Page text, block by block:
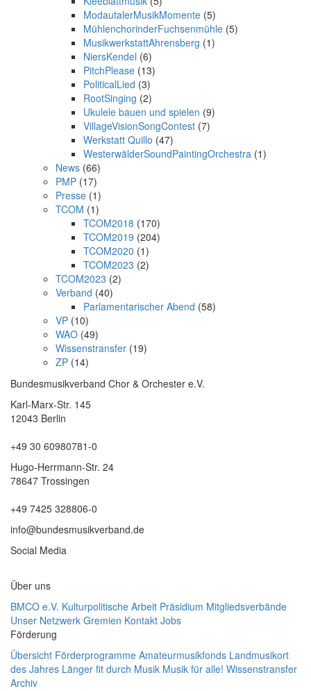
ModautalerMusikMomente (5)
MühlenchorinderFuchsenmühle (5)
MusikwerkstattAhrensberg (1)
NiersKendel (6)
PitchPlease (13)
PoliticalLied (3)
RootSinging (2)
Ukulele bauen und spielen (9)
VillageVisionSongContest (7)
Werkstatt Quillo (47)
WesterwälderSoundPaintingOrchestra (1)
News (66)
PMP (17)
Presse (1)
TCOM (1)
TCOM2018 (170)
TCOM2019 (204)
TCOM2020 (1)
TCOM2023 (2)
TCOM2023 (2)
Verband (40)
Parlamentarischer Abend (58)
VP (10)
WAO (49)
Wissenstransfer (19)
ZP (14)
Bundesmusikverband Chor & Orchester e.V.
Karl-Marx-Str. 145
12043 Berlin
+49 30 60980781-0
Hugo-Herrmann-Str. 24
78647 Trossingen
+49 7425 328806-0
info@bundesmusikverband.de
Social Media
Über uns
BMCO e.V. Kulturpolitische Arbeit Präsidium Mitgliedsverbände
Unser Netzwerk Gremien Kontakt Jobs
Förderung
Übersicht Förderprogramme Amateurmusikfonds Landmusikort
des Jahres Länger fit durch Musik Musik für alle! Wissenstransfer
Archiv